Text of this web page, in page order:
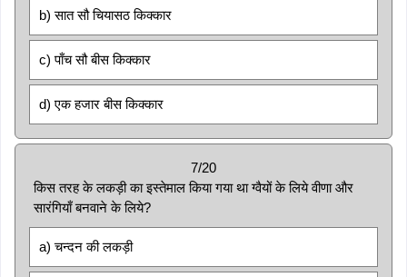
b) सात सौ चियासठ किक्कार
c) पाँच सौ बीस किक्कार
d) एक हजार बीस किक्कार
7/20
किस तरह के लकड़ी का इस्तेमाल किया गया था ग्वैयों के लिये वीणा और
सारंगियाँ बनवाने के लिये?
a) चन्दन की लकड़ी